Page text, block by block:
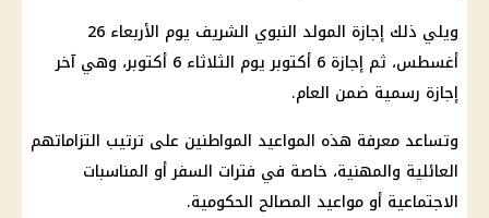
ويلي ذلك إجازة المولد النبوي الشريف يوم الأربعاء 26
أغسطس، ثم إجازة 6 أكتوبر يوم الثلاثاء 6 أكتوبر، وهي آخر
إجازة رسمية ضمن العام.
وتساعد معرفة هذه المواعيد المواطنين على ترتيب التزاماتهم
العائلية والمهنية، خاصة في فترات السفر أو المناسبات
الاجتماعية أو مواعيد المصالح الحكومية.